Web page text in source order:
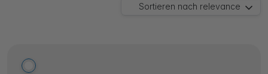
Sortieren nach relevance